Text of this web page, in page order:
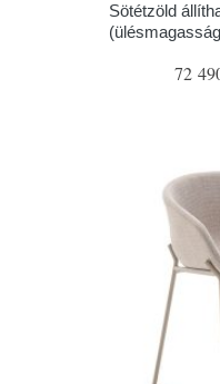
Sötétzöld
72